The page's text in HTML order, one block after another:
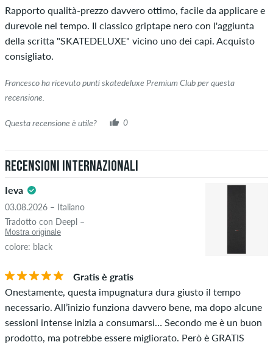
Rapporto qualità-prezzo davvero ottimo, facile da applicare e
durevole nel tempo. Il classico griptape nero con l'aggiunta
della scritta "SKATEDELUXE" vicino uno dei capi. Acquisto
consigliato.
Francesco ha ricevuto punti skatedeluxe Premium Club per questa
recensione.
Questa recensione è utile? 0
Recensioni internazionali
Ieva
03.08.2026 – Italiano
Tradotto con Deepl –
Mostra originale
colore: black
Gratis è gratis
Onestamente, questa impugnatura dura giusto il tempo
necessario. All’inizio funziona davvero bene, ma dopo alcune
sessioni intense inizia a consumarsi… Secondo me è un buon
prodotto, ma potrebbe essere migliorato. Però è GRATIS